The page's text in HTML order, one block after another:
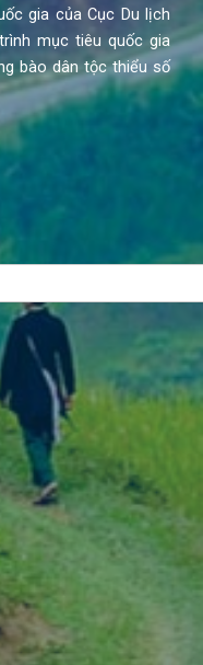
gia của Cục Du lịch
mục tiêu quốc gia
bào dân tộc thiểu số